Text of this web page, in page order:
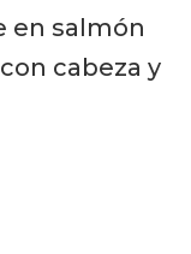
en salmón
cabeza y